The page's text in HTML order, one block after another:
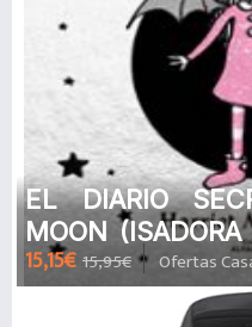
EL DIARIO
MOON
MUNCASTER
15,15€ 15,95€ Ofertas